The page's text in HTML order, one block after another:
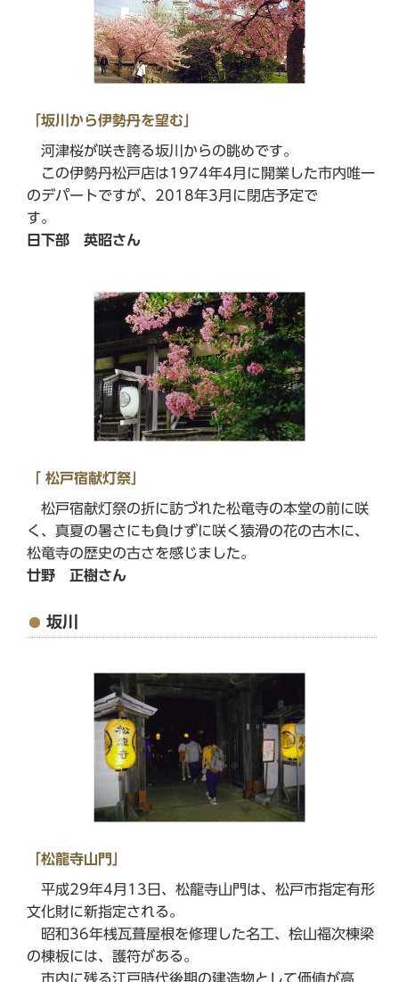
「坂川から伊勢丹を望む」
河津桜が咲き誇る坂川からの眺めです。
この伊勢丹松戸店は1974年4月に開業した市内唯一
のデパートですが、2018年3月に閉店予定で
す。
日下部 英昭さん
「 松戸宿献灯祭」
松戸宿献灯祭の折に訪づれた松竜寺の本堂の前に咲
く、真夏の暑さにも負けずに咲く猿滑の花の古木に、
松竜寺の歴史の古さを感じました。
廿野 正樹さん
坂川
「松龍寺山門」
平成29年4月13日、松龍寺山門は、松戸市指定有形
文化財に新指定される。
昭和36年桟瓦葺屋根を修理した名工、桧山福次棟梁
の棟板には、護符がある。
市内に残る江戸時代後期の建造物として価値が高